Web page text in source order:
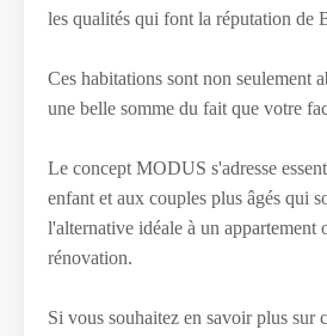
les qualités qui font la réputation de
Ces habitations sont non seulement
une belle somme du fait que votre
Le concept MODUS s'adresse
enfant et aux couples plus âgés qui
l'alternative idéale à un
rénovation.
Si vous souhaitez en savoir plus sur